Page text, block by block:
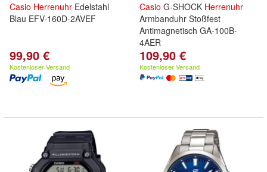
Casio Herrenuhr Edelstahl
Blau EFV-160D-2AVEF
99,90 €
Kostenloser Versand
Casio G-SHOCK Herrenuhr
Armbanduhr Stoßfest
Antimagnetisch GA-100B-
4AER
109,90 €
Kostenloser Versand